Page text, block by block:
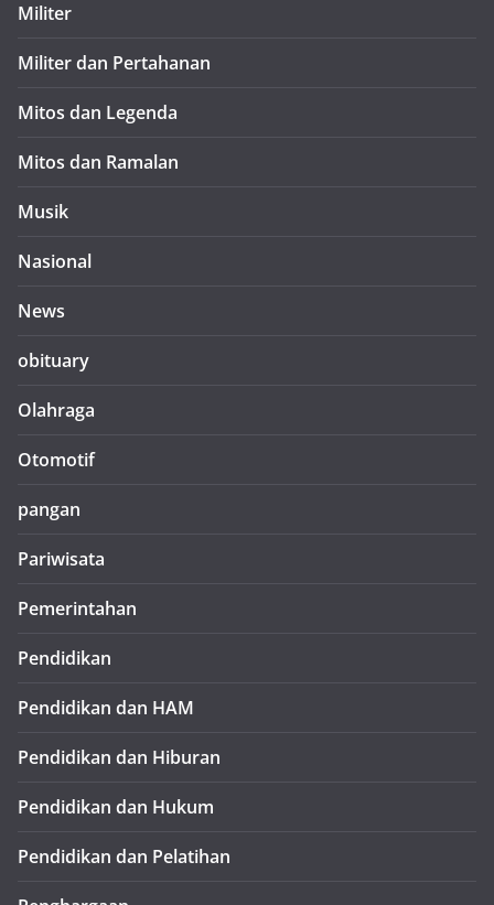
Militer
Militer dan Pertahanan
Mitos dan Legenda
Mitos dan Ramalan
Musik
Nasional
News
obituary
Olahraga
Otomotif
pangan
Pariwisata
Pemerintahan
Pendidikan
Pendidikan dan HAM
Pendidikan dan Hiburan
Pendidikan dan Hukum
Pendidikan dan Pelatihan